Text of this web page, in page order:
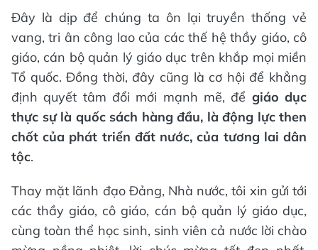
Đây là dịp để chúng ta ôn lại truyền thống vẻ
vang, tri ân công lao của các thế hệ thầy giáo, cô
giáo, cán bộ quản lý giáo dục trên khắp mọi miền
Tổ quốc. Đồng thời, đây cũng là cơ hội để khẳng
định quyết tâm đổi mới mạnh mẽ, để giáo dục
thực sự là quốc sách hàng đầu, là động lực then
chốt của phát triển đất nước, của tương lai dân
tộc.
Thay mặt lãnh đạo Đảng, Nhà nước, tôi xin gửi tới
các thầy giáo, cô giáo, cán bộ quản lý giáo dục,
cùng toàn thể học sinh, sinh viên cả nước lời chào